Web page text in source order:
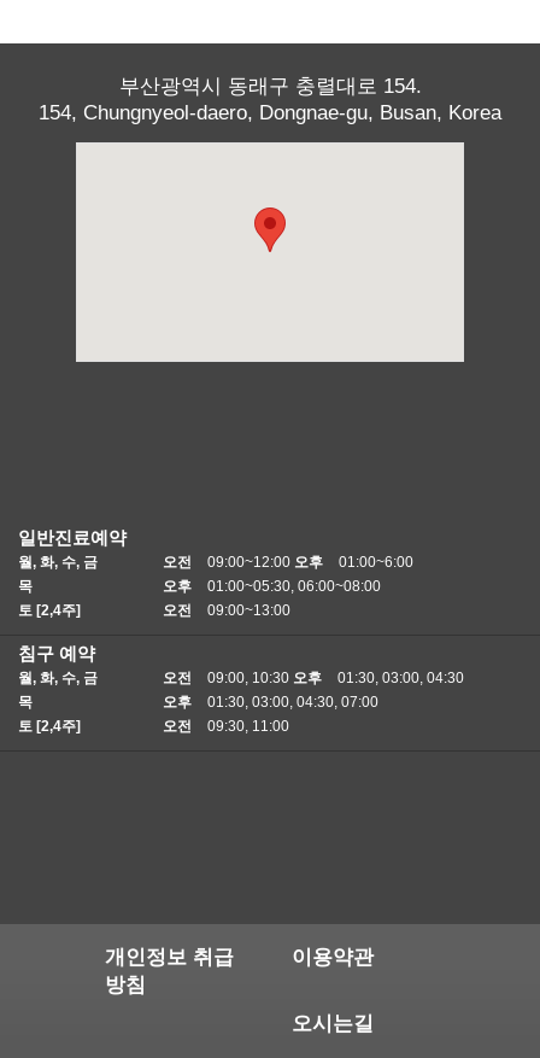
부산광역시 동래구 충렬대로 154.
154, Chungnyeol-daero, Dongnae-gu, Busan, Korea
일반진료예약
월, 화, 수, 금 오전 09:00~12:00 오후
01:00~6:00
목
오후
01:00~05:30, 06:00~08:00
토 [2,4주]
오전 09:00~13:00
침구 예약
월, 화, 수, 금 오전 09:00, 10:30 오후
01:30, 03:00, 04:30
목
오후
01:30, 03:00, 04:30, 07:00
토 [2,4주]
오전 09:30, 11:00
개인정보 취급
방침
이용약관
오시는길